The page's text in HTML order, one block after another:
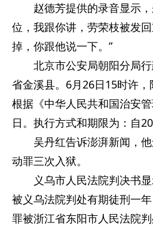
赵德芳提供的录音显示
位，我跟你讲，劳荣枝被发
掉，你跟他说一下。”
北京市公安局朝阳分局
省金溪县。6月26日15时许
根据《中华人民共和国治安
日。执行方式和期限为：自
吴丹红告诉澎湃新闻，
动罪三次入狱。
义乌市人民法院判决书
被义乌法院判处有期徒刑一
罪被浙江省东阳市人民法院